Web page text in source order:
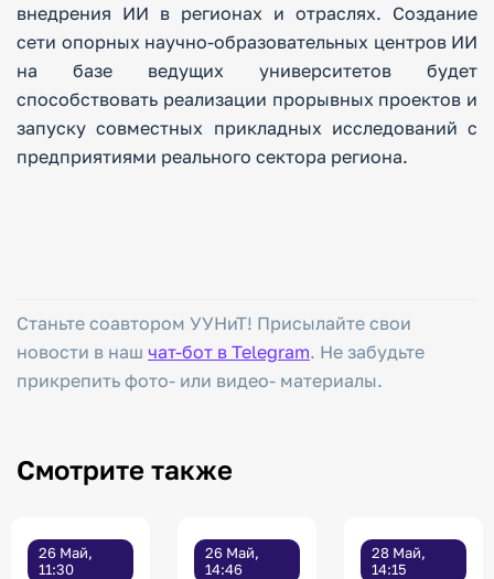
внедрения ИИ в регионах и отраслях. Создание
сети опорных научно-образовательных центров ИИ
на базе ведущих университетов будет
способствовать реализации прорывных проектов и
запуску совместных прикладных исследований с
предприятиями реального сектора региона.
Станьте соавтором УУНиТ! Присылайте свои
новости в наш чат-бот в Telegram. Не забудьте
прикрепить фото- или видео- материалы.
Смотрите также
26 Май,
11:30
26 Май,
14:46
28 Май,
14:15